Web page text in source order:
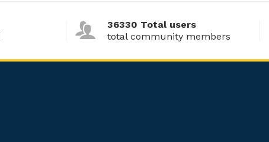
36330 Total users
total community members